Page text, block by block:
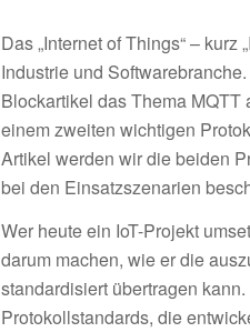
Das „Internet of Things“ – kurz
Industrie und
Blockartikel das Thema MQTT
einem zweiten wichtigen
Artikel werden wir die beiden
bei den Einsatzszenarien
Wer heute ein IoT-Projekt
darum machen, wie er die
standardisiert übertragen
Protokollstandards, die